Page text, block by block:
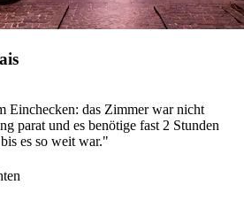
Einchecken: das Zimmer war nicht
parat und es benötige fast 2 Stunden
es so weit war."